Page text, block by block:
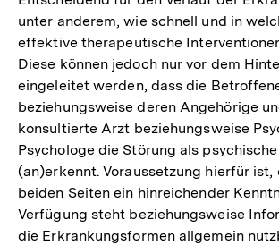
unter anderem, wie schnell und in
effektive therapeutische
Diese können jedoch nur vor dem
eingeleitet werden, dass die
beziehungsweise deren Angehörige
konsultierte Arzt beziehungsweise
Psychologe die Störung als
(an)erkennt. Voraussetzung hierfür ist,
beiden Seiten ein hinreichender
Verfügung steht beziehungsweise
die Erkrankungsformen allgemein